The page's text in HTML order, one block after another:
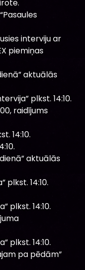
interviju ar
piemiņas
aktuālās
plkst. 14:10.
raidījums
14:10.
aktuālās
plkst. 14:10.
plkst. 14:10.
plkst. 14:10.
pa pēdām”